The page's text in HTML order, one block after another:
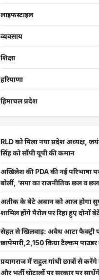
लाइफस्टाइल
व्यवसाय
शिक्षा
हरियाणा
हिमाचल प्रदेश
RLD को मिला नया प्रदेश अध्यक्ष,
सिंह को सौंपी यूपी की कमान
अखिलेश की PDA की नई परिभाषा
बोलीं, ‘सपा का राजनीतिक छल व
अतीक के बेटे अबान को आज होगा
शामिल होंगे पैरोल पर रिहा हुए दोनों
सेहत से खिलवाड़: अवैध आटा फैक्ट्री
छापेमारी,2,150 किग्रा टैल्कम
प्रयागराज में राहुल गांधी छात्रों से
और भर्ती घोटालों पर सरकार पर